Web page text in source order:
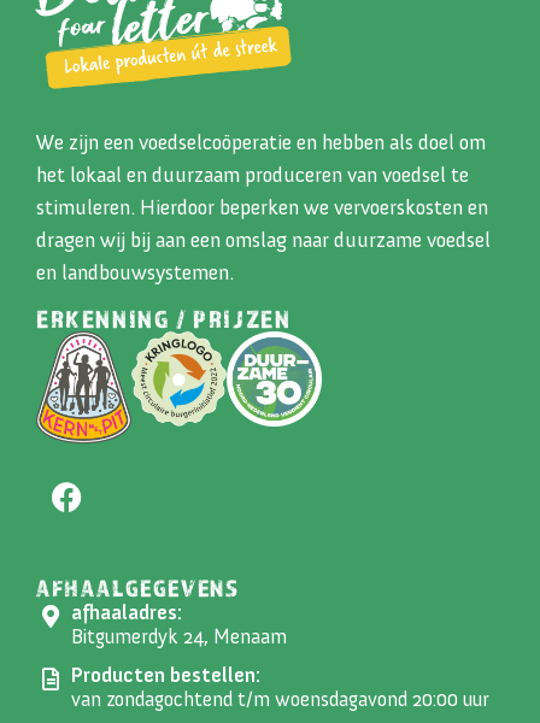
We zijn een voedselcoöperatie en hebben als doel om
het lokaal en duurzaam produceren van voedsel te
stimuleren. Hierdoor beperken we vervoerskosten en
dragen wij bij aan een omslag naar duurzame voedsel
en landbouwsystemen.
ERKENNING / PRIJZEN
AFHAALGEGEVENS
afhaaladres:
Bitgumerdyk 24, Menaam
Producten bestellen:
van zondagochtend t/m woensdagavond 20:00 uur